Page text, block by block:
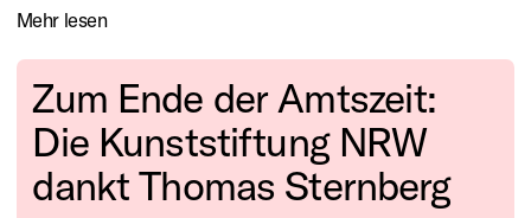
Mehr lesen
Zum Ende der Amtszeit:
Die Kunststiftung NRW
dankt Thomas Sternberg